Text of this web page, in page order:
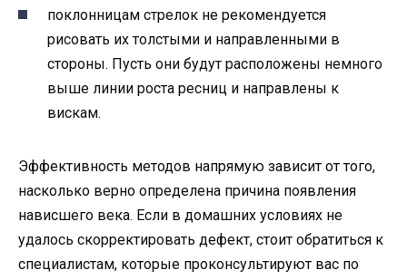
поклонницам стрелок не рекомендуется
рисовать их толстыми и направленными в
стороны. Пусть они будут расположены немного
выше линии роста ресниц и направлены к
вискам.
Эффективность методов напрямую зависит от того,
насколько верно определена причина появления
нависшего века. Если в домашних условиях не
удалось скорректировать дефект, стоит обратиться к
специалистам, которые проконсультируют вас по